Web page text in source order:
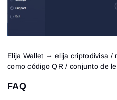
Elija Wallet → elija criptodivisa
como código QR / conjunto de
FAQ